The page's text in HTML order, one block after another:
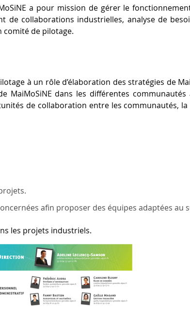
a pour mission de gérer le
collaborations industrielles, analyse de
comité de pilotage.
à un rôle d’élaboration des stratégies de
dans les différentes
de collaboration entre les communautés,
afin proposer des équipes adaptées au
les projets industriels.